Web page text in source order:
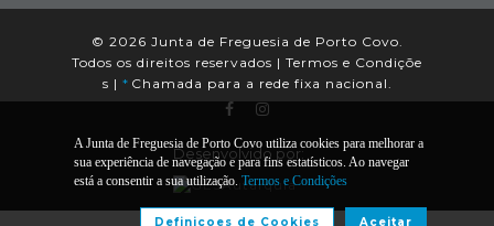
© 2026 Junta de Freguesia de Porto Covo.
Todos os direitos reservados | Termos e Condiçõe
s | * Chamada para a rede fixa nacional.
Desenvolvido por:
A Junta de Freguesia de Porto Covo utiliza cookies para melhorar a
sua experiência de navegação e para fins estatísticos. Ao navegar
está a consentir a sua utilização. Termos e Condições
Aceitar
Definiçoes de Cookies